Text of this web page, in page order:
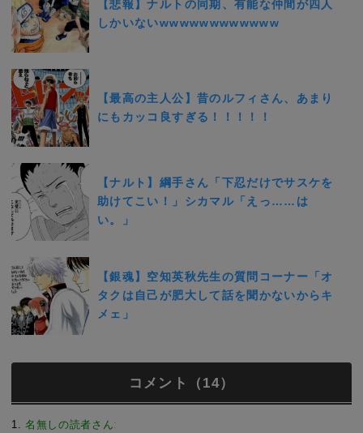
【悲報】ナルトの同期、有能な仲間が四人
しかいないwwwwwwwwwwww
【最高の主人公】昔のルフィさん、あまり
にもカッコ良すぎる！！！！！
【ナルト】綱手さん「下忍だけでサスケを
助けてこい！」シカマル「えっ……は
い。」
【銀魂】空知英秋先生の質問コーナー「オ
タクは自己が肥大して話を聞かないからキ
メェ」
コメント（14）
1 名無しの読者さん: